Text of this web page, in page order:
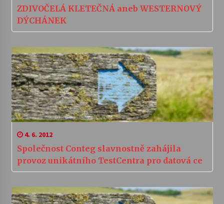
ZDIVOČELÁ KLETEČNÁ aneb WESTERNOVÝ
DÝCHÁNEK
4. 6. 2012
Společnost Conteg slavnostně zahájila
provoz unikátního TestCentra pro datová ce